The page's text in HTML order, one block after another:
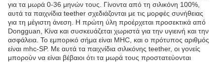
για τα μωρά 0-36 μηνών τους. Γίνοντα από τη σιλικόνη 100%,
αυτά τα παιχνίδια teether σχεδιάζονται με τις μορφές συνήθειας
για τη μέγιστη άνεση. Η πρώτη ύλη προέρχεται προσεκτικά από
Dongguan, Κίνα και συσκευάζεται χωριστά για την υγιεινή και την
ασφάλεια. Το εμπορικό σήμα είναι MHC, και ο πρότυπος αριθμός
είναι mhc-SP. Με αυτά τα παιχνίδια σιλικόνης teether, οι γονείς
μπορούν να είναι βέβαιοι ότι τα μωρά τους προστατεύονται